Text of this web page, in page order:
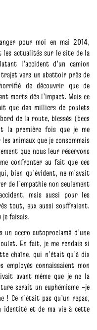
pour moi en mai 2014,
les actualités sur le site de la
l’accident d’un camion
vers un abattoir près de
de découvrir que de
morts dès l’impact. Mais ce
que des milliers de poulets
de la route, blessés (becs
la première fois que je me
animaux que je consommais
que nous leur réservons
confronter au fait que ces
bien qu’évident, ne m’avait
de l’empathie non seulement
mais aussi pour les
tout, eux aussi souffraient.
je faisais.
accro autoproclamé d’une
En fait, je me rendais si
chaîne, qui n’était qu’à dix
connaissaient mon
avant même que je ne la
serait un euphémisme –je
! Ce n’était pas qu’un repas,
identité et de ma vie à cette